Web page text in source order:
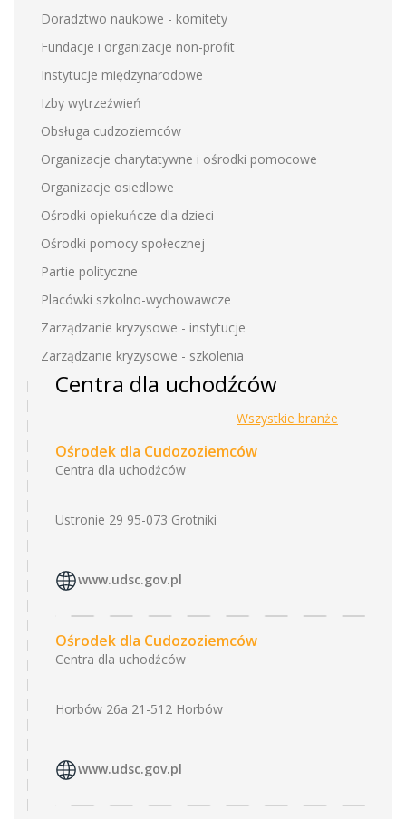
Doradztwo naukowe - komitety
Fundacje i organizacje non-profit
Instytucje międzynarodowe
Izby wytrzeźwień
Obsługa cudzoziemców
Organizacje charytatywne i ośrodki pomocowe
Organizacje osiedlowe
Ośrodki opiekuńcze dla dzieci
Ośrodki pomocy społecznej
Partie polityczne
Placówki szkolno-wychowawcze
Zarządzanie kryzysowe - instytucje
Zarządzanie kryzysowe - szkolenia
Centra dla uchodźców
Wszystkie branże
Ośrodek dla Cudozoziemców
Centra dla uchodźców
Ustronie 29 95-073 Grotniki
www.udsc.gov.pl
Ośrodek dla Cudozoziemców
Centra dla uchodźców
Horbów 26a 21-512 Horbów
www.udsc.gov.pl